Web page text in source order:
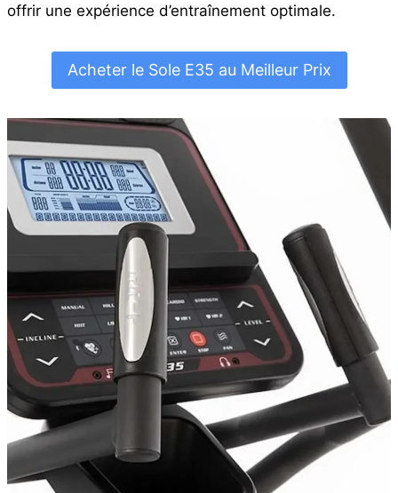
offrir une expérience d’entraînement optimale.
Acheter le Sole E35 au Meilleur Prix